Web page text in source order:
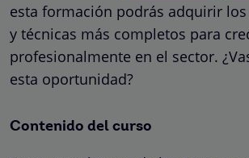
esta formación podrás adquirir
y técnicas más completos para
profesionalmente en el sector.
esta oportunidad?
Contenido del curso